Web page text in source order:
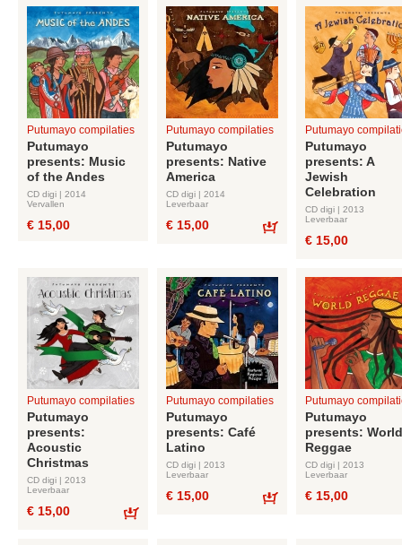
Putumayo compilaties
Putumayo
presents: Music
of the Andes
CD digi | 2014
Vervallen
€ 15,00
Putumayo compilaties
Putumayo
presents: Native
America
CD digi | 2014
Leverbaar
€ 15,00
Putumayo
Putumayo
presents: A
Jewish
Celebration
CD digi | 2013
Leverbaar
€ 15,00
Putumayo compilaties
Putumayo
presents:
Acoustic
Christmas
CD digi | 2013
Leverbaar
€ 15,00
Putumayo compilaties
Putumayo
presents: Café
Latino
CD digi | 2013
Leverbaar
€ 15,00
Putumayo
Putumayo
presents: World
Reggae
CD digi | 2013
Leverbaar
€ 15,00